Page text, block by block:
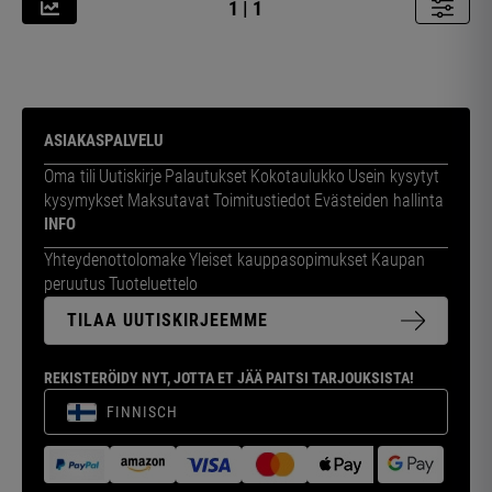
1 | 1
ASIAKASPALVELU
Oma tili Uutiskirje Palautukset Kokotaulukko Usein kysytyt
kysymykset Maksutavat Toimitustiedot Evästeiden hallinta
INFO
YhteydenottolomakeYleiset kauppasopimukset Kaupan
peruutusTuoteluettelo
TILAA UUTISKIRJEEMME
REKISTERÖIDY NYT, JOTTA ET JÄÄ PAITSI TARJOUKSISTA!
FINNISCH